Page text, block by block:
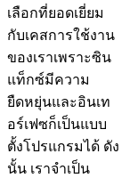
เลือกที่ยอดเยี่ยม
กับเคสการใช้งาน
ของเราเพราะซิน
แท็กซ์มีความ
ยืดหยุ่นและอินเท
อร์เฟซก็เป็นแบบ
ตั้งโปรแกรมได้ ดัง
นั้น เราจำเป็น